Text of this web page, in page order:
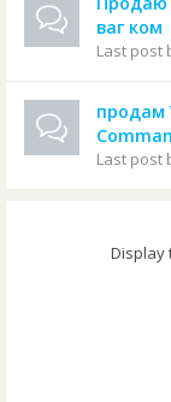
ваг ком
Last post
продам
Last post
Display